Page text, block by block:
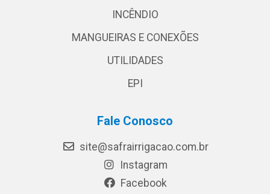
INCÊNDIO
MANGUEIRAS E CONEXÕES
UTILIDADES
EPI
Fale Conosco
site@safrairrigacao.com.br
Instagram
Facebook